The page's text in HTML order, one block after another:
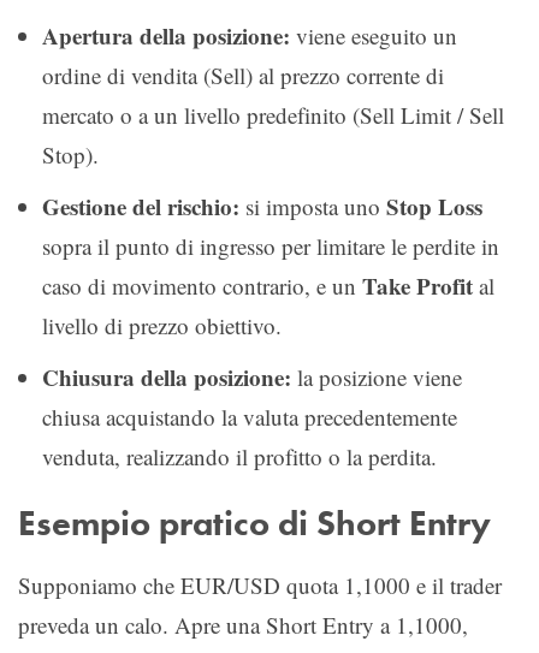
Apertura della posizione: viene eseguito un
ordine di vendita (Sell) al prezzo corrente di
mercato o a un livello predefinito (Sell Limit / Sell
Stop).
Gestione del rischio: si imposta uno Stop Loss
sopra il punto di ingresso per limitare le perdite in
caso di movimento contrario, e un Take Profit al
livello di prezzo obiettivo.
Chiusura della posizione: la posizione viene
chiusa acquistando la valuta precedentemente
venduta, realizzando il profitto o la perdita.
Esempio pratico di Short Entry
Supponiamo che EUR/USD quota 1,1000 e il trader
preveda un calo. Apre una Short Entry a 1,1000,